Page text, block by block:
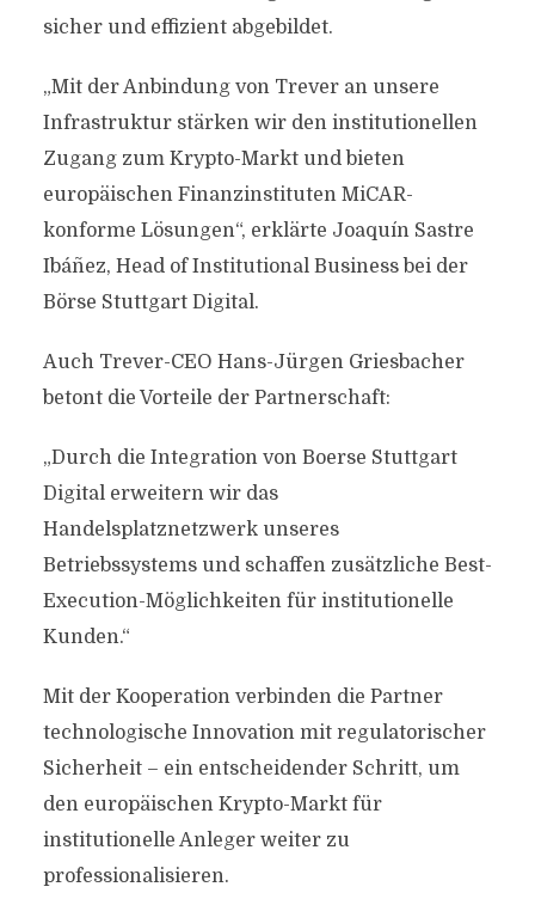
sicher und effizient abgebildet.
„Mit der Anbindung von Trever an unsere
Infrastruktur stärken wir den institutionellen
Zugang zum Krypto-Markt und bieten
europäischen Finanzinstituten MiCAR-
konforme Lösungen“, erklärte Joaquín Sastre
Ibáñez, Head of Institutional Business bei der
Börse Stuttgart Digital.
Auch Trever-CEO Hans-Jürgen Griesbacher
betont die Vorteile der Partnerschaft:
„Durch die Integration von Boerse Stuttgart
Digital erweitern wir das
Handelsplatznetzwerk unseres
Betriebssystems und schaffen zusätzliche Best-
Execution-Möglichkeiten für institutionelle
Kunden.“
Mit der Kooperation verbinden die Partner
technologische Innovation mit regulatorischer
Sicherheit – ein entscheidender Schritt, um
den europäischen Krypto-Markt für
institutionelle Anleger weiter zu
professionalisieren.